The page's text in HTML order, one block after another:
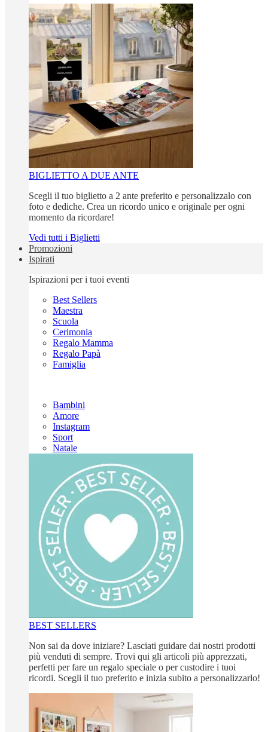
BIGLIETTO A DUE ANTE
Scegli il tuo biglietto a 2 ante preferito e personalizzalo con
foto e dediche. Crea un ricordo unico e originale per ogni
momento da ricordare!
Vedi tutti i Biglietti
Promozioni
Ispirati
Ispirazioni per i tuoi eventi
Best Sellers
Maestra
Scuola
Cerimonia
Regalo Mamma
Regalo Papà
Famiglia
Bambini
Amore
Instagram
Sport
Natale
BEST SELLERS
Non sai da dove iniziare? Lasciati guidare dai nostri prodotti
più venduti di sempre. Trovi qui gli articoli più apprezzati,
perfetti per fare un regalo speciale o per custodire i tuoi
ricordi. Scegli il tuo preferito e inizia subito a personalizzarlo!